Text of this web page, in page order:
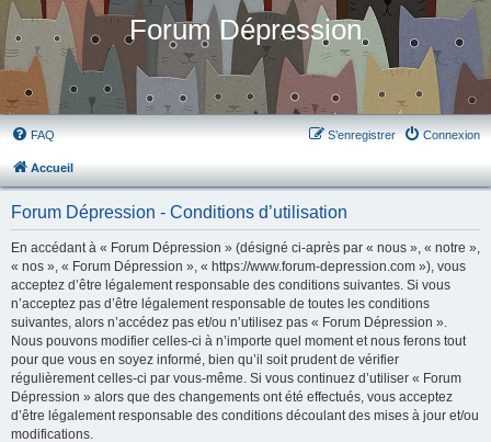
Forum Dépression
FAQ Connexion
S’enregistrer
Accueil
Forum Dépression - Conditions d’utilisation
En accédant à « Forum Dépression » (désigné ci-après par « nous », « notre »,
« nos », « Forum Dépression », « https://www.forum-depression.com »), vous
acceptez d’être légalement responsable des conditions suivantes. Si vous
n’acceptez pas d’être légalement responsable de toutes les conditions
suivantes, alors n’accédez pas et/ou n’utilisez pas « Forum Dépression ».
Nous pouvons modifier celles-ci à n’importe quel moment et nous ferons tout
pour que vous en soyez informé, bien qu’il soit prudent de vérifier
régulièrement celles-ci par vous-même. Si vous continuez d’utiliser « Forum
Dépression » alors que des changements ont été effectués, vous acceptez
d’être légalement responsable des conditions découlant des mises à jour et/ou
modifications.